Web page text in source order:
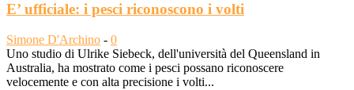
E’ ufficiale: i pesci riconoscono i volti
Simone D'Archino - 0
Uno studio di Ulrike Siebeck, dell'università del Queensland in
Australia, ha mostrato come i pesci possano riconoscere
velocemente e con alta precisione i volti...